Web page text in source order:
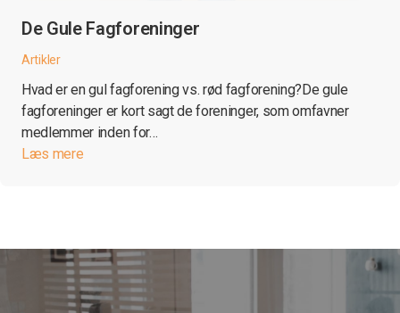
De Gule Fagforeninger
Artikler
Hvad er en gul fagforening vs. rød fagforening?De gule
fagforeninger er kort sagt de foreninger, som omfavner
medlemmer inden for…
Læs mere